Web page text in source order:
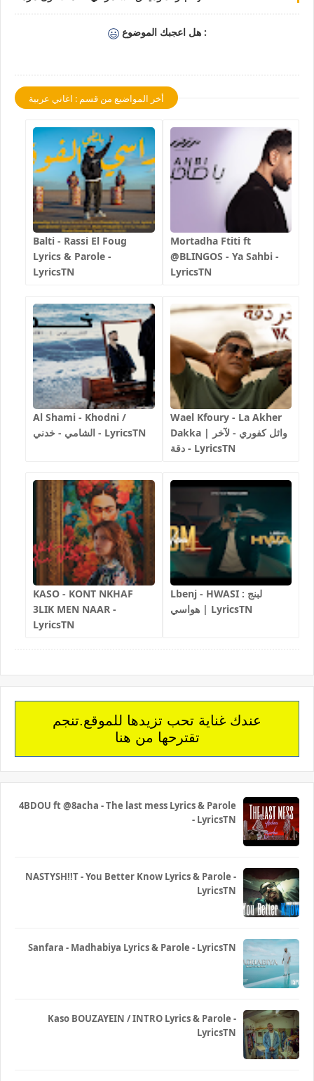
هل اعجبك الموضوع :
أخر المواضيع من قسم : اغاني عربية
Balti - Rassi El Foug
Lyrics & Parole -
LyricsTN
Mortadha Ftiti ft
@BLINGOS - Ya Sahbi -
LyricsTN
Al Shami - Khodni /
الشامي - خدني - LyricsTN
Wael Kfoury - La Akher
Dakka | وائل كفوري - لآخر
دقة - LyricsTN
KASO - KONT NKHAF
3LIK MEN NAAR -
LyricsTN
Lbenj - HWASI لبنج :
هواسي | LyricsTN
عندك غناية تحب تزيدها للموقع.تنجم
تقترحها من هنا
4BDOU ft ‪@8acha‬ - The last mess Lyrics & Parole
- LyricsTN
NASTYSH!!T - You Better Know Lyrics & Parole -
LyricsTN
Sanfara - Madhabiya Lyrics & Parole - LyricsTN
Kaso BOUZAYEIN / INTRO Lyrics & Parole -
LyricsTN